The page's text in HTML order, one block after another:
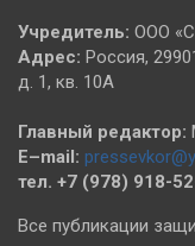
Учредитель: ООО
Адрес: Россия,
д. 1, кв. 10А
Главный редактор:
E–mail:
тел. +7 (978) 918-
Все публикации